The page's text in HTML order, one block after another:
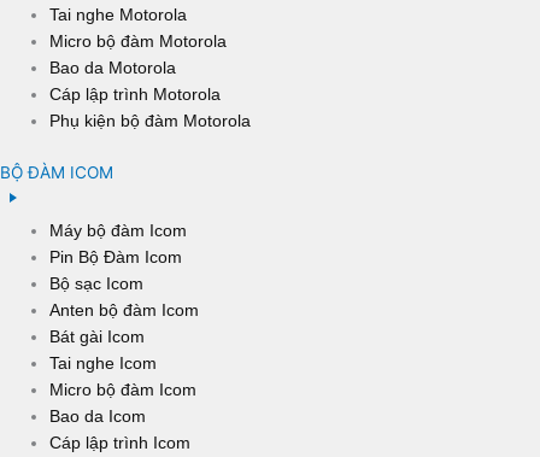
Tai nghe Motorola
Micro bộ đàm Motorola
Bao da Motorola
Cáp lập trình Motorola
Phụ kiện bộ đàm Motorola
BỘ ĐÀM ICOM
Máy bộ đàm Icom
Pin Bộ Đàm Icom
Bộ sạc Icom
Anten bộ đàm Icom
Bát gài Icom
Tai nghe Icom
Micro bộ đàm Icom
Bao da Icom
Cáp lập trình Icom